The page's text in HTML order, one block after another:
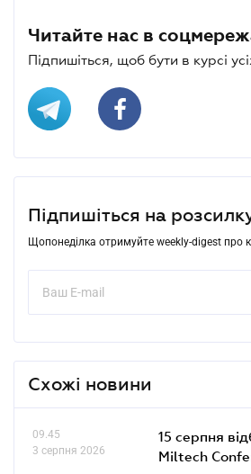
Читайте нас в
Підпишіться, щоб бути в курсі
Підпишіться на
Щопонеділка отримуйте weekly-digest про
Схожі новини
09.45
3 серпня 2026
15 серпня
Miltech